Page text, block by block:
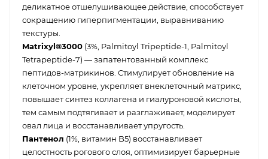
деликатное отшелушивающее действие, способствует
сокращению гиперпигментации, выравниванию
текстуры.
Matrixyl®3000 (3%, Palmitoyl Tripeptide-1, Palmitoyl
Tetrapeptide-7) — запатентованный комплекс
пептидов-матрикинов. Стимулирует обновление на
клеточном уровне, укрепляет внеклеточный матрикс,
повышает синтез коллагена и гиалуроновой кислоты,
тем самым подтягивает и разглаживает, моделирует
овал лица и восстанавливает упругость.
Пантенол (1%, витамин B5) восстанавливает
целостность рогового слоя, оптимизирует барьерные